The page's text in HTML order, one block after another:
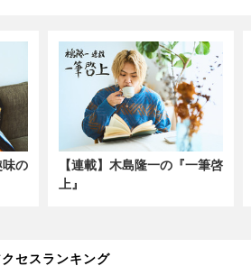
味の
【連載】木島隆一の『一筆啓
上』
クセスランキング